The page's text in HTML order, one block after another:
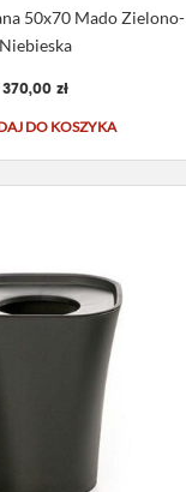
50x70 Mado Zielono-
Niebieska
370,00 zł
DO KOSZYKA